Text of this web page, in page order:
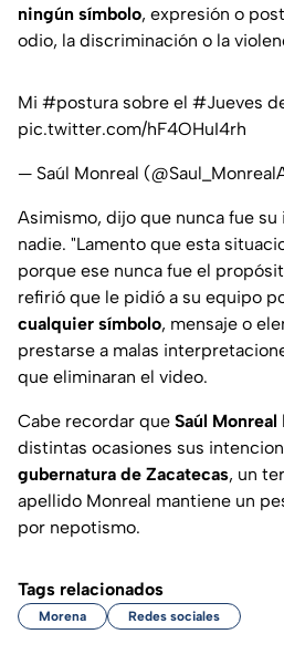
ningún símbolo, expresión o
odio, la discriminación o la
Mi #postura sobre el #Jueves
pic.twitter.com/hF4OHuI4rh
— Saúl Monreal
Asimismo, dijo que nunca fue su
nadie. "Lamento que esta
porque ese nunca fue el
refirió que le pidió a su equipo
cualquier símbolo, mensaje o
prestarse a malas
que eliminaran el video.
Cabe recordar que Saúl Monreal
distintas ocasiones sus
gubernatura de Zacatecas, un
apellido Monreal mantiene un
por nepotismo.
Tags relacionados
Morena Redes sociales